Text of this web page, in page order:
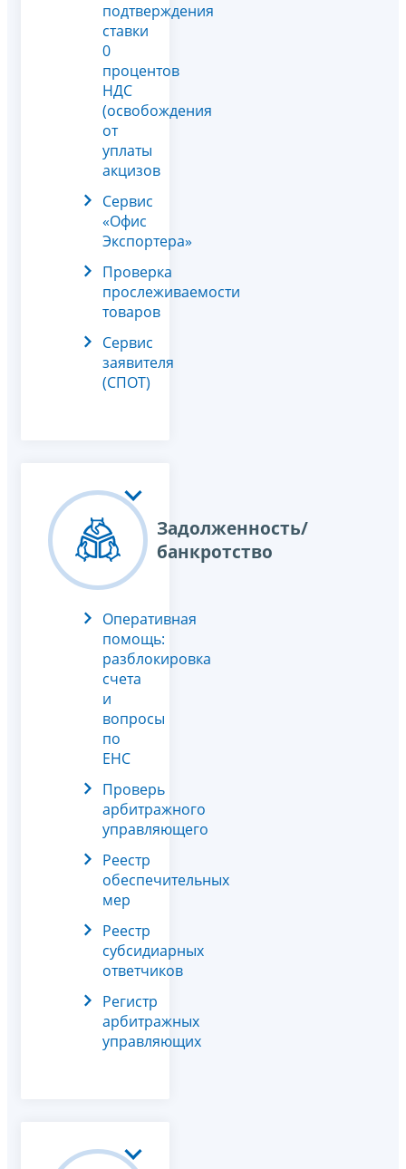
подтверждения
ставки
0
процентов
НДС
(освобождения
от
уплаты
акцизов
Сервис
«Офис
Экспортера»
Проверка
прослеживаемости
товаров
Сервис
заявителя
(СПОТ)
Задолженность/
банкротство
Оперативная
помощь:
разблокировка
счета
и
вопросы
по
ЕНС
Проверь
арбитражного
управляющего
Реестр
обеспечительных
мер
Реестр
субсидиарных
ответчиков
Регистр
арбитражных
управляющих